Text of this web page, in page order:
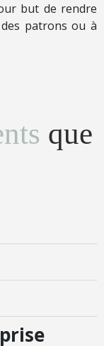
but de rendre
patrons ou à
que